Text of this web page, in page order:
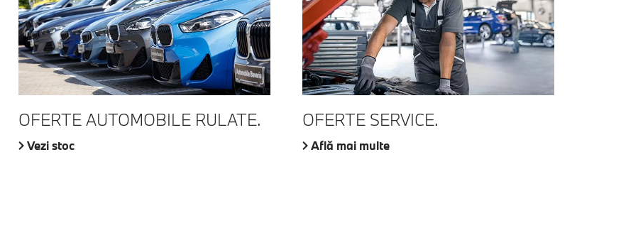
OFERTE AUTOMOBILE RULATE.
Vezi stoc
OFERTE SERVICE.
Află mai multe